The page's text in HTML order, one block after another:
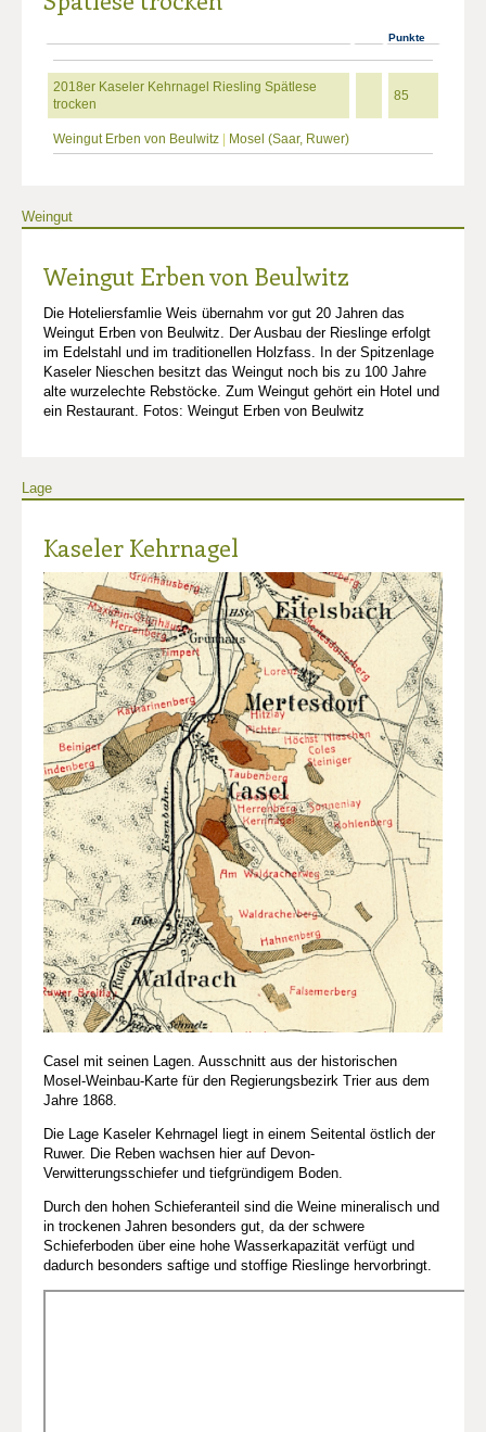
Punkte
2018er Kaseler Kehrnagel Riesling Spätlese
trocken
85
Weingut Erben von Beulwitz Mosel (Saar, Ruwer)
Weingut
Weingut Erben von Beulwitz
Die Hoteliersfamlie Weis übernahm vor gut 20 Jahren das
Weingut Erben von Beulwitz. Der Ausbau der Rieslinge erfolgt
im Edelstahl und im traditionellen Holzfass. In der Spitzenlage
Kaseler Nieschen besitzt das Weingut noch bis zu 100 Jahre
alte wurzelechte Rebstöcke. Zum Weingut gehört ein Hotel und
ein Restaurant. Fotos: Weingut Erben von Beulwitz
Lage
Kaseler Kehrnagel
Casel mit seinen Lagen. Ausschnitt aus der historischen
Mosel-Weinbau-Karte für den Regierungsbezirk Trier aus dem
Jahre 1868.
Die Lage Kaseler Kehrnagel liegt in einem Seitental östlich der
Ruwer. Die Reben wachsen hier auf Devon-
Verwitterungsschiefer und tiefgründigem Boden.
Durch den hohen Schieferanteil sind die Weine mineralisch und
in trockenen Jahren besonders gut, da der schwere
Schieferboden über eine hohe Wasserkapazität verfügt und
dadurch besonders saftige und stoffige Rieslinge hervorbringt.